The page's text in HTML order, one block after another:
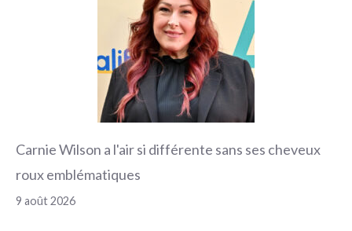
Carnie Wilson a l'air si différente sans ses cheveux
roux emblématiques
9 août 2026